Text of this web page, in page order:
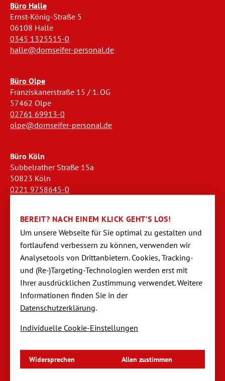
Büro Halle
Ernst-König-Straße 5
06108 Halle
0345 1325515-0
halle@dornseifer-personal.de
Büro Olpe
Franziskanerstraße 15 / 1. OG
57462 Olpe
02761 69913-0
olpe@dornseifer-personal.de
Büro Köln
Subbelrather Straße 15a
50823 Köln
0221 9758645-0
Büro Stendal
Westwall 18
39576 Stendal
03931 520944-0
stendal@dornseifer-personal.de
Datenschutzeinstellungen
BEREIT? NACH EINEM KLICK GEHT’S LOS!
Um unsere Webseite für Sie optimal zu gestalten und
fortlaufend verbessern zu können, verwen­den wir
Analysetools von Dritt­anbietern. Cookies, Tracking-
und (Re-)Targeting-Techno­logien werden erst mit
Ihrer ausdrücklichen Zustimmung verwendet. Weitere
Informationen finden Sie in der
Datenschutzerklärung.
Individuelle Cookie-Einstellungen
Widersprechen Allen zustimmen